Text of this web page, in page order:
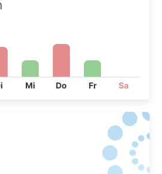
Mi Do Fr Sa